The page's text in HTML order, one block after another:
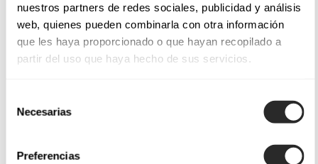
nuestros partners de redes sociales, publicidad y análisis
web, quienes pueden combinarla con otra información
que les haya proporcionado o que hayan recopilado a
partir del uso que haya hecho de sus servicios.
Necesarias
Preferencias